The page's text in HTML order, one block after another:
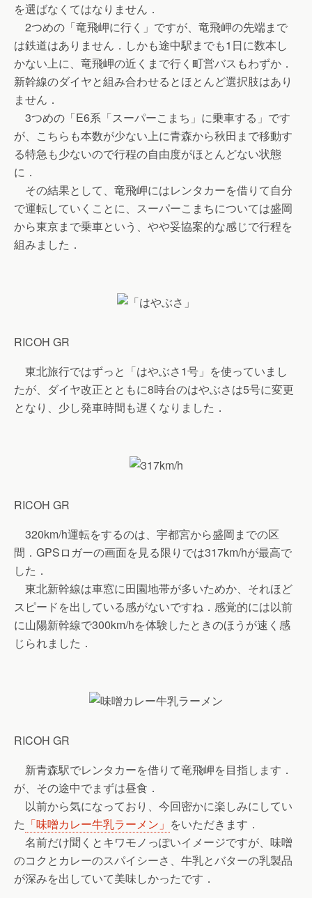
を選ばなくてはなりません．
2つめの「竜飛岬に行く」ですが、竜飛岬の先端まで
は鉄道はありません．しかも途中駅までも1日に数本し
かない上に、竜飛岬の近くまで行く町営バスもわずか．
新幹線のダイヤと組み合わせるとほとんど選択肢はあり
ません．
3つめの「E6系「スーパーこまち」に乗車する」です
が、こちらも本数が少ない上に青森から秋田まで移動す
る特急も少ないので行程の自由度がほとんどない状態
に．
その結果として、竜飛岬にはレンタカーを借りて自分
で運転していくことに、スーパーこまちについては盛岡
から東京まで乗車という、やや妥協案的な感じで行程を
組みました．
RICOH GR
東北旅行ではずっと「はやぶさ1号」を使っていまし
たが、ダイヤ改正とともに8時台のはやぶさは5号に変更
となり、少し発車時間も遅くなりました．
RICOH GR
320km/h運転をするのは、宇都宮から盛岡までの区
間．GPSロガーの画面を見る限りでは317km/hが最高で
した．
東北新幹線は車窓に田園地帯が多いためか、それほど
スピードを出している感がないですね．感覚的には以前
に山陽新幹線で300km/hを体験したときのほうが速く感
じられました．
RICOH GR
新青森駅でレンタカーを借りて竜飛岬を目指します．
が、その途中でまずは昼食．
以前から気になっており、今回密かに楽しみにしてい
た 「味噌カレー牛乳ラーメン」 をいただきます．
名前だけ聞くとキワモノっぽいイメージですが、味噌
のコクとカレーのスパイシーさ、牛乳とバターの乳製品
が深みを出していて美味しかったです．